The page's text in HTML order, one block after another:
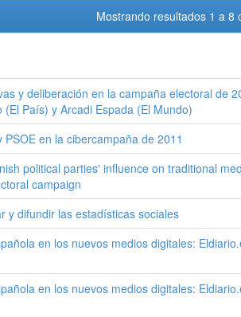
Mostrando resultados 1 a 8
y deliberación en la campaña electoral de
País) y Arcadi Espada (El Mundo)
en la cibercampaña de 2011
political parties' influence on traditional
campaign
y difundir las estadísticas sociales
en los nuevos medios digitales:
en los nuevos medios digitales: